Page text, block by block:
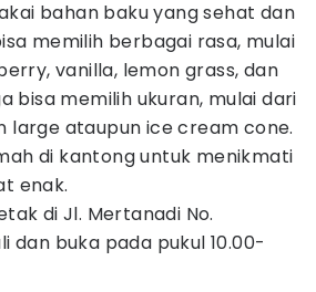
bahan baku yang sehat dan
memilih berbagai rasa, mulai
vanilla, lemon grass, dan
bisa memilih ukuran, mulai dari
large ataupun ice cream cone.
di kantong untuk menikmati
enak.
di Jl. Mertanadi No.
dan buka pada pukul 10.00-